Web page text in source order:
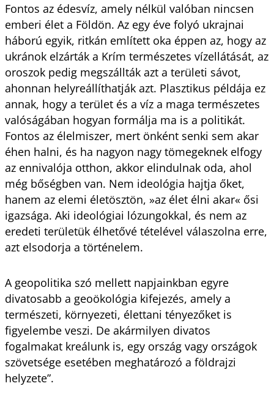
Fontos az édesvíz, amely nélkül valóban nincsen
emberi élet a Földön. Az egy éve folyó ukrajnai
háború egyik, ritkán említett oka éppen az, hogy az
ukránok elzárták a Krím természetes vízellátását, az
oroszok pedig megszállták azt a területi sávot,
ahonnan helyreállíthatják azt. Plasztikus példája ez
annak, hogy a terület és a víz a maga természetes
valóságában hogyan formálja ma is a politikát.
Fontos az élelmiszer, mert önként senki sem akar
éhen halni, és ha nagyon nagy tömegeknek elfogy
az ennivalója otthon, akkor elindulnak oda, ahol
még bőségben van. Nem ideológia hajtja őket,
hanem az elemi életösztön, »az élet élni akar« ősi
igazsága. Aki ideológiai lózungokkal, és nem az
eredeti területük élhetővé tételével válaszolna erre,
azt elsodorja a történelem.
A geopolitika szó mellett napjainkban egyre
divatosabb a geoökológia kifejezés, amely a
természeti, környezeti, élettani tényezőket is
figyelembe veszi. De akármilyen divatos
fogalmakat kreálunk is, egy ország vagy országok
szövetsége esetében meghatározó a földrajzi
helyzete”.